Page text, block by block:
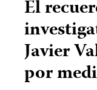
El
Javier
por